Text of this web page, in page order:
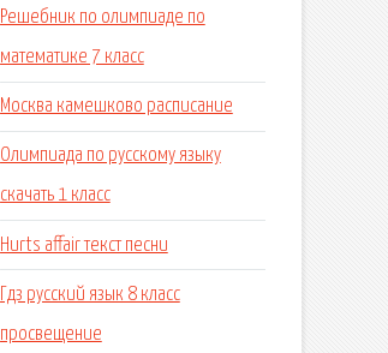
Решебник по олимпиаде по
математике 7 класс
Москва камешково расписание
Олимпиада по русскому языку
скачать 1 класс
Hurts affair текст песни
Гдз русский язык 8 класс
просвещение